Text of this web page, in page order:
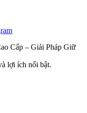
Cấp – Giải Pháp Giữ
lợi ích nổi bật.